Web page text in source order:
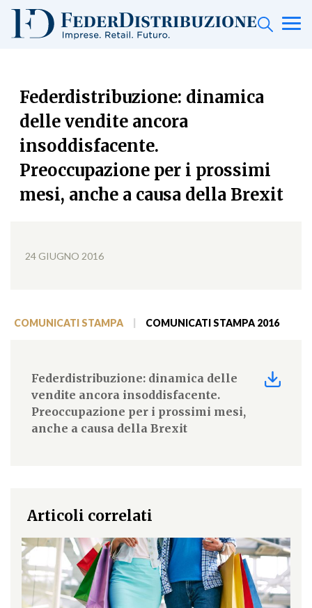
Federdistribuzione: dinamica
delle vendite ancora
insoddisfacente.
Preoccupazione per i prossimi
mesi, anche a causa della Brexit
24 GIUGNO 2016
COMUNICATI STAMPA COMUNICATI STAMPA 2016
Federdistribuzione: dinamica delle
vendite ancora insoddisfacente.
Preoccupazione per i prossimi mesi,
anche a causa della Brexit
Articoli correlati